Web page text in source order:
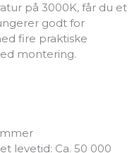
på 3000K, får du et
godt for
fire praktiske
montering.
levetid: Ca. 50 000